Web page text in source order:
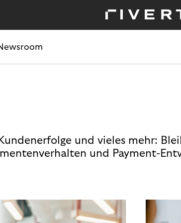
und vieles mehr:
und Payment-